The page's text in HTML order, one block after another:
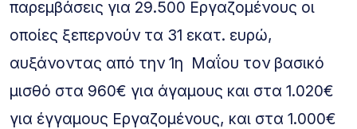
παρεμβάσεις για 29.500 Εργαζομένους οι
οποίες ξεπερνούν τα 31 εκατ. ευρώ,
αυξάνοντας από την 1η Μαΐου τον βασικό
μισθό στα 960€ για άγαμους και στα 1.020€
για έγγαμους Εργαζομένους, και στα 1.000€